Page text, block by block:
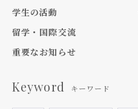
学生の活動
留学・国際交流
重要なお知らせ
Keyword キーワード